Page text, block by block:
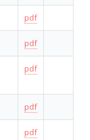
pdf
pdf
pdf
pdf
pdf